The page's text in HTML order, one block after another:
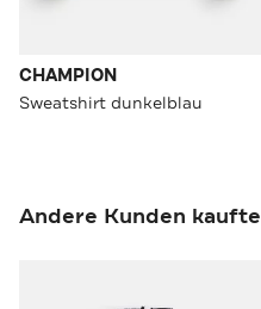
CHAMPION
Sweatshirt dunkelblau
Andere Kunden